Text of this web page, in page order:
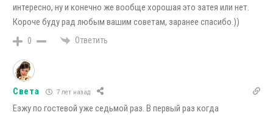
интересно, ну и конечно же вообще хорошая это затея или нет.
Короче буду рад любым вашим советам, заранее спасибо.))
0 Ответить
Света 7 лет назад
Езжу по гостевой уже седьмой раз. В первый раз когда